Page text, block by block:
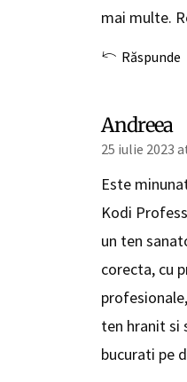
mai multe.
Răspunde
Andreea
25 iulie 2023
Este
Kodi
un ten
corecta, cu
ten hranit si
bucurati pe